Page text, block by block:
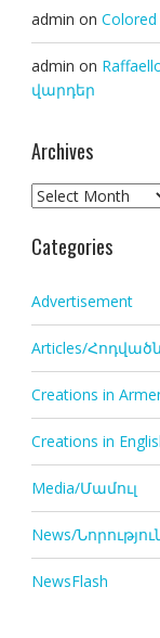
admin on
admin on
վարդեր
Archives
Archives
Categories
Advertisement
Articles/
Creations in
Creations in
Media/Մամուլ
News/
NewsFlash